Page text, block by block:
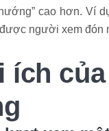
cao hơn. Ví
người xem đón
ích